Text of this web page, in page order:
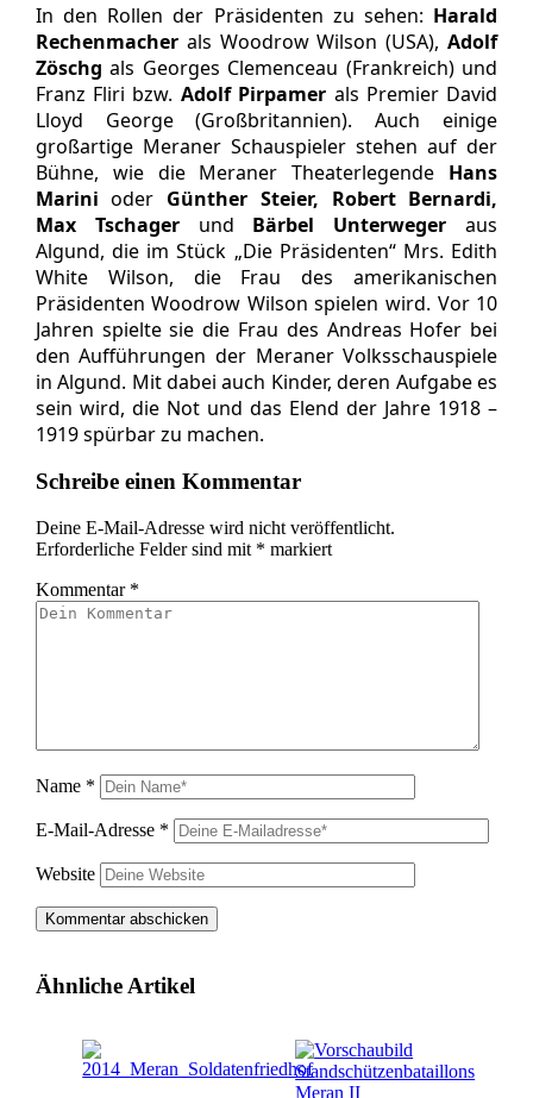
In den Rollen der Präsidenten zu sehen: Harald
Rechenmacherals Woodrow Wilson (USA),Adolf
Zöschg als Georges Clemenceau (Frankreich) und
Franz Fliri bzw. Adolf Pirpamer als Premier David
Lloyd George (Großbritannien). Auch einige
großartige Meraner Schauspieler stehen auf der
Bühne, wie die Meraner Theaterlegende Hans
Marini oder Günther Steier, Robert Bernardi,
Max Tschagerund Bärbel Unterweger aus
Algund, die im Stück „Die Präsidenten“ Mrs. Edith
White Wilson, die Frau des amerikanischen
Präsidenten Woodrow Wilson spielen wird. Vor 10
Jahren spielte sie die Frau des Andreas Hofer bei
den Aufführungen der Meraner Volksschauspiele
in Algund. Mit dabei auch Kinder, deren Aufgabe es
sein wird, die Not und das Elend der Jahre 1918 –
1919 spürbar zu machen.
Schreibe einen Kommentar
Deine E-Mail-Adresse wird nicht veröffentlicht.
Erforderliche Felder sind mit * markiert
Kommentar *
Name *
E-Mail-Adresse *
Website
Ähnliche Artikel